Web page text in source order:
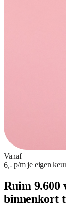
Vanaf
6,- p/m je eigen
Ruim 9.600
binnenkort